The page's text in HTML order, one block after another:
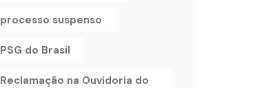
processo suspenso
PSG do Brasil
Reclamação na Ouvidoria do